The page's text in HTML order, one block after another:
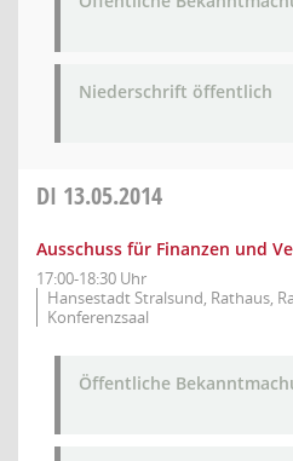
Niederschrift öffentlich
DI 13.05.2014
Ausschuss für Finanzen und
17:00-18:30 Uhr
Hansestadt Stralsund, Rathaus,
Konferenzsaal
Öffentliche